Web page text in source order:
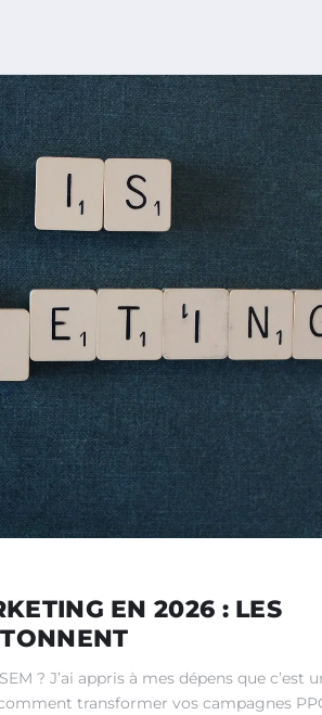
EN 2026 : LES
? J’ai appris à mes dépens que c’est
transformer vos campagnes